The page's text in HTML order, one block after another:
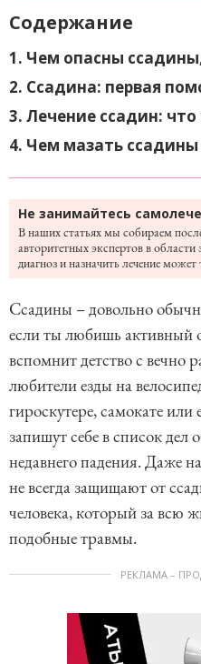
Содержание
1. Чем опасны
2. Ссадина: первая
3. Лечение ссадин:
4. Чем мазать
Не занимайтесь
В наших статьях мы собираем
авторитетных экспертов в
диагноз и назначить лечение
Ссадины – довольно
если ты любишь активный
вспомнит детство с
любители езды на
гироскутере, самокате
запишут себе в список дел
недавнего падения. Даже
не всегда защищают от
человека, который за всю
подобные травмы.
РЕКЛАМА –